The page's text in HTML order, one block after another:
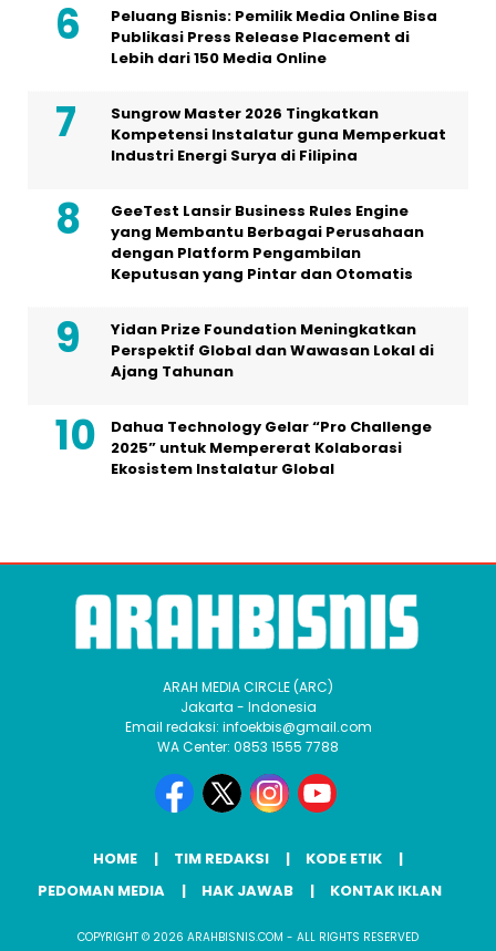
Peluang Bisnis: Pemilik Media Online Bisa
Publikasi Press Release Placement di
Lebih dari 150 Media Online
Sungrow Master 2026 Tingkatkan
Kompetensi Instalatur guna Memperkuat
Industri Energi Surya di Filipina
GeeTest Lansir Business Rules Engine
yang Membantu Berbagai Perusahaan
dengan Platform Pengambilan
Keputusan yang Pintar dan Otomatis
Yidan Prize Foundation Meningkatkan
Perspektif Global dan Wawasan Lokal di
Ajang Tahunan
Dahua Technology Gelar “Pro Challenge
2025” untuk Mempererat Kolaborasi
Ekosistem Instalatur Global
ARAH MEDIA CIRCLE (ARC)
Jakarta - Indonesia
Email redaksi: infoekbis@gmail.com
WA Center: 0853 1555 7788
HOME TIM REDAKSI
KODE ETIK
PEDOMAN MEDIA
HAK JAWAB KONTAK IKLAN
COPYRIGHT © 2026 ARAHBISNIS.COM - ALL RIGHTS RESERVED